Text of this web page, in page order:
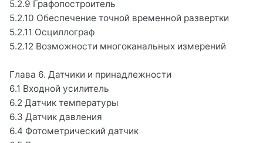
5.2.9 Графопостроитель
5.2.10 Обеспечение точной временной развертки
5.2.11 Осциллограф
5.2.12 Возможности многоканальных измерений
Глава 6. Датчики и принадлежности
6.1 Входной усилитель
6.2 Датчик температуры
6.3 Датчик давления
6.4 Фотометрический датчик